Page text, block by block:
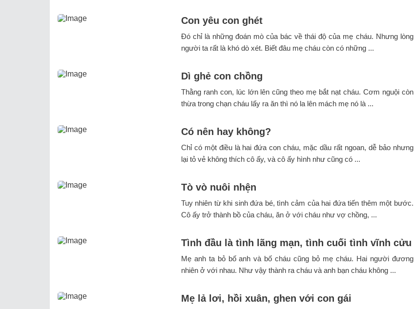
Con yêu con ghét
Đó chỉ là những đoán mò của bác về thái độ của mẹ cháu. Nhưng lòng
người ta rất là khó dò xét. Biết đâu mẹ cháu còn có những ...
Dì ghẻ con chồng
Thằng ranh con, lúc lớn lên cũng theo mẹ bắt nạt cháu. Cơm nguội còn
thừa trong chạn cháu lấy ra ăn thì nó la lên mách mẹ nó là ...
Có nên hay không?
Chỉ có một điều là hai đứa con cháu, mặc dầu rất ngoan, dễ bảo nhưng
lại tỏ vẻ không thích cô ấy, và cô ấy hình như cũng có ...
Tò vò nuôi nhện
Tuy nhiên từ khi sinh đứa bé, tình cảm của hai đứa tiến thêm một bước.
Cô ấy trở thành bồ của cháu, ăn ở với cháu như vợ chồng, ...
Tình đầu là tình lãng mạn, tình cuối tình vĩnh cửu
Mẹ anh ta bỏ bố anh và bố cháu cũng bỏ mẹ cháu. Hai người đương
nhiên ở với nhau. Như vậy thành ra cháu và anh bạn cháu không ...
Mẹ lả lơi, hồi xuân, ghen với con gái